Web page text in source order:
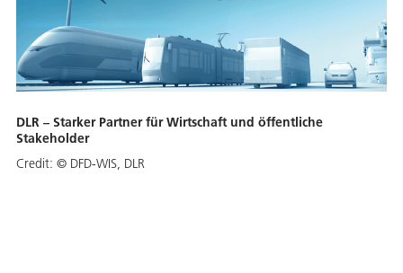
DLR – Starker Partner für Wirtschaft und öffentliche
Stakeholder
Credit: © DFD-WIS, DLR